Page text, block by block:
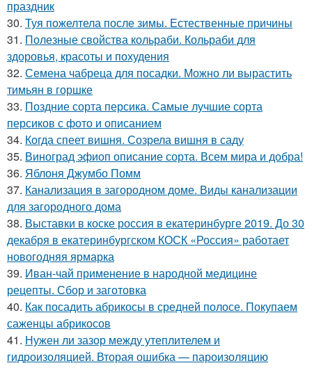
праздник
30. Туя пожелтела после зимы. Естественные причины
31. Полезные свойства кольраби. Кольраби для
здоровья, красоты и похудения
32. Семена чабреца для посадки. Можно ли вырастить
тимьян в горшке
33. Поздние сорта персика. Самые лучшие сорта
персиков с фото и описанием
34. Когда спеет вишня. Созрела вишня в саду
35. Виноград эфиоп описание сорта. Всем мира и добра!
36. Яблоня Джумбо Помм
37. Канализация в загородном доме. Виды канализации
для загородного дома
38. Выставки в коске россия в екатеринбурге 2019. До 30
декабря в екатеринбургском КОСК «Россия» работает
новогодняя ярмарка
39. Иван-чай применение в народной медицине
рецепты. Сбор и заготовка
40. Как посадить абрикосы в средней полосе. Покупаем
саженцы абрикосов
41. Нужен ли зазор между утеплителем и
гидроизоляцией. Вторая ошибка — пароизоляцию